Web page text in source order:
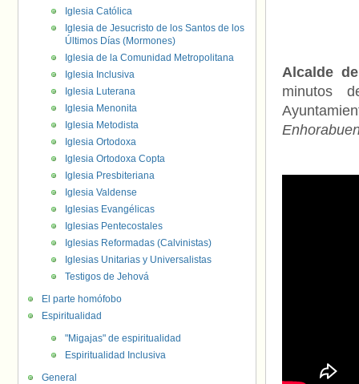
Alcalde
minutos
Iglesia Católica
Iglesia de Jesucristo de los Santos de los
Últimos Días (Mormones)
Iglesia de la Comunidad Metropolitana
Iglesia Inclusiva
Iglesia Luterana
Iglesia Menonita
Iglesia Metodista
Iglesia Ortodoxa
Iglesia Ortodoxa Copta
Iglesia Presbiteriana
Iglesia Valdense
Iglesias Evangélicas
Iglesias Pentecostales
Iglesias Reformadas (Calvinistas)
Iglesias Unitarias y Universalistas
Testigos de Jehová
El parte homófobo
Espiritualidad
"Migajas" de espiritualidad
Espiritualidad Inclusiva
General